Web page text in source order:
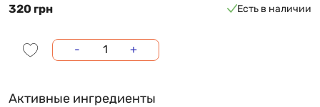
320 грн Есть в наличии
- +
Активные ингредиенты